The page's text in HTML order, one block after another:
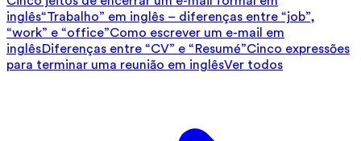
inglês“Trabalho” em inglês – diferenças entre “job”,
“work” e “office”Como escrever um e-mail em
inglêsDiferenças entre “CV” e “Resumé”Cinco expressões
para terminar uma reunião em inglêsVer todos